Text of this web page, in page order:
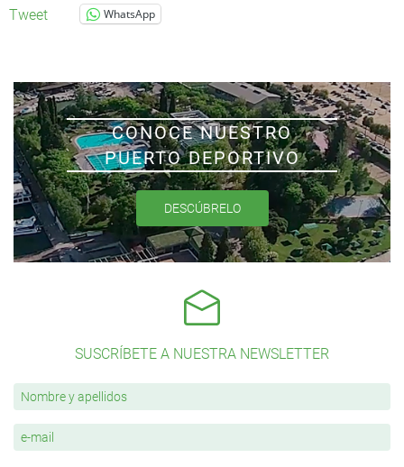
Tweet WhatsApp
CONOCE NUESTRO
PUERTO DEPORTIVO
DESCÚBRELO
SUSCRÍBETE A NUESTRA NEWSLETTER